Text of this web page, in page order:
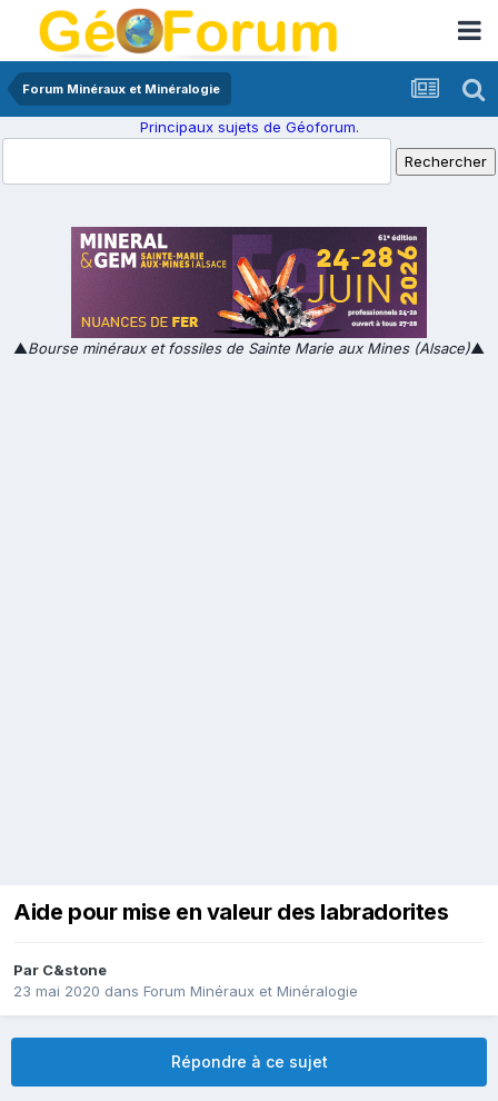
Forum Minéraux et Minéralogie
Principaux sujets de Géoforum.
▲Bourse minéraux et fossiles de Sainte Marie aux Mines (Alsace)▲
Aide pour mise en valeur des labradorites
Par C&stone
23 mai 2020 dans Forum Minéraux et Minéralogie
Répondre à ce sujet